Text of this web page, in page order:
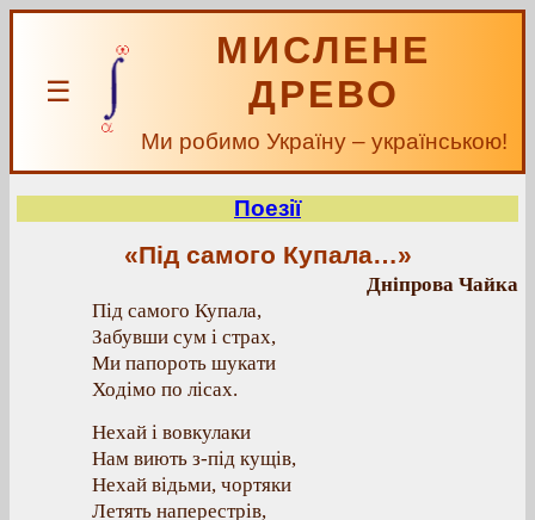
☰
МИСЛЕНЕ
ДРЕВО
Ми робимо Україну – українською!
Поезії
«Під самого Купала…»
Дніпрова Чайка
Під самого Купала,
Забувши сум і страх,
Ми папороть шукати
Ходімо по лісах.
Нехай і вовкулаки
Нам виють з-під кущів,
Нехай відьми, чортяки
Летять наперестрів,